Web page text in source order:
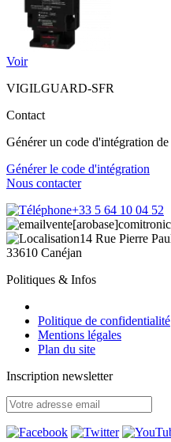
Voir
VIGILGUARD-SFR
Contact
Générer un code d'intégration
Générer le code d'intégration
Nous contacter
+33 5 64 10 04 52
14 Rue Pierre
33610 Canéjan
Politiques & Infos
Politique de confidentialité
Mentions légales
Plan du site
Inscription newsletter